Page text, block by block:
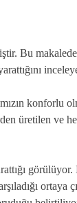
Bu
konforlu
üretilen ve